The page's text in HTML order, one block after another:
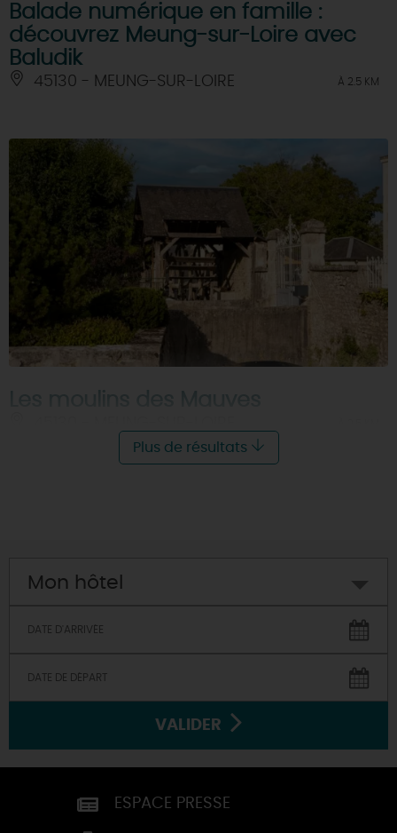
Balade numérique en famille :
découvrez Meung-sur-Loire avec
Baludik
45130 - MEUNG-SUR-LOIRE À 2.5 KM
Plus de résultats
Mon hôtel
VALIDER
ESPACE PRESSE